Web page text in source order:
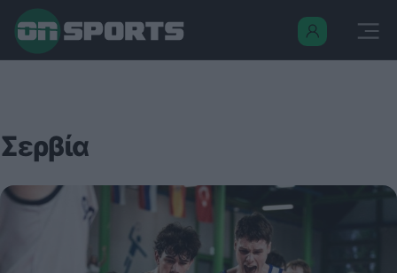
Σερβία